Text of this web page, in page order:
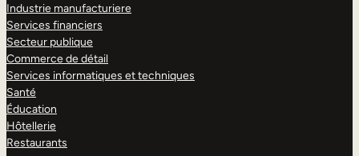
Industrie manufacturiere
Services financiers
Secteur publique
Commerce de détail
Services informatiques et techniques
Santé
Éducation
Hôtellerie
Restaurants